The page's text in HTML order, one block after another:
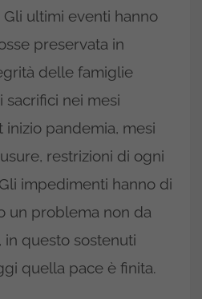
ultimi eventi hanno
preservata in
delle famiglie
nei mesi
inizio pandemia, mesi
restrizioni di ogni
impedimenti hanno di
un problema non da
questo sostenuti
quella pace è finita.